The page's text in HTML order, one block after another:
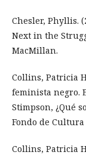
Chesler, Phyllis.
Next in the
MacMillan.
Collins, Patricia
feminista negro.
Stimpson, ¿Qué
Fondo de Cultura
Collins, Patricia